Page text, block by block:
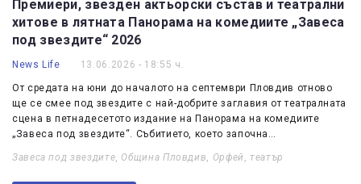
Премиери, звезден актьорски състав и театрални
хитове в лятната Панорама на комедиите „Завеса
под звездите“ 2026
News Life 13.06.2026 - 18:55 ч.
От средата на юни до началото на септември Пловдив отново
ще се смее под звездите с най-добрите заглавия от театралната
сцена в петнадесетото издание на Панорама на комедиите
„Завеса под звездите“. Събитието, което започна…
Завеса под звездите, Община Пловдив, Орфей ,театър